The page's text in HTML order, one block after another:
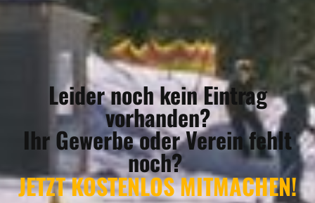
Leider noch kein Eintrag
vorhanden?
Ihr Gewerbe oder Verein fehlt
noch?
JETZT KOSTENLOS MITMACHEN!